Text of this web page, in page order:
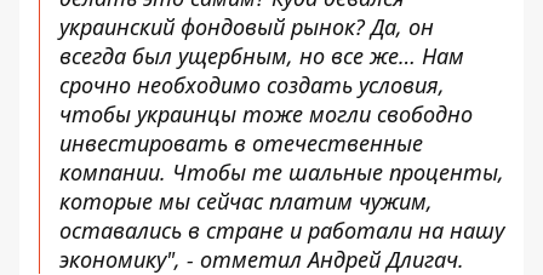
украинский фондовый рынок? Да, он
всегда был ущербным, но все же… Нам
срочно необходимо создать условия,
чтобы украинцы тоже могли свободно
инвестировать в отечественные
компании. Чтобы те шальные проценты,
которые мы сейчас платим чужим,
оставались в стране и работали на нашу
экономику", - отметил Андрей Длигач.